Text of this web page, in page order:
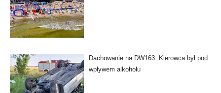
Dachowanie na DW163. Kierowca był pod
wpływem alkoholu